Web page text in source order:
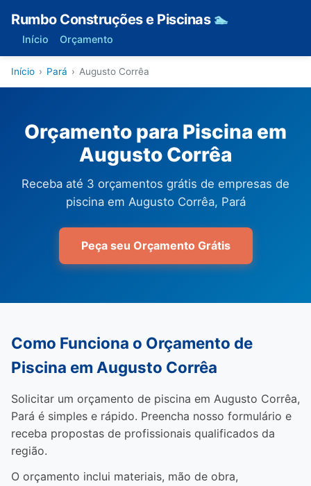
Rumbo Construções e Piscinas 🏊
Início Orçamento
Início › Pará › Augusto Corrêa
Orçamento para Piscina em
Augusto Corrêa
Receba até 3 orçamentos grátis de empresas de
piscina em Augusto Corrêa, Pará
Peça seu Orçamento Grátis
Como Funciona o Orçamento de
Piscina em Augusto Corrêa
Solicitar um orçamento de piscina em Augusto Corrêa,
Pará é simples e rápido. Preencha nosso formulário e
receba propostas de profissionais qualificados da
região.
O orçamento inclui materiais, mão de obra,